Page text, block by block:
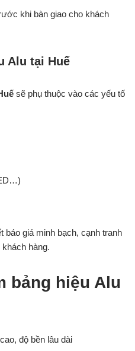
khi bàn giao cho khách
Alu tại Huế
sẽ phụ thuộc vào các yếu tố
báo giá minh bạch, cạnh tranh
hàng.
bảng hiệu Alu
độ bền lâu dài